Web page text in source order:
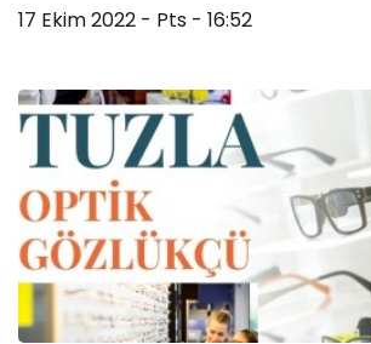
17 Ekim 2022 - Pts - 16:52